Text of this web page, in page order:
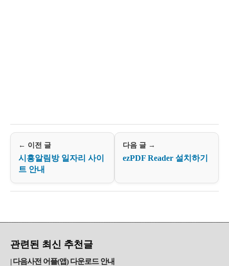
← 이전 글
시흥알림방 일자리 사이
트 안내
다음 글 →
ezPDF Reader 설치하기
관련된 최신 추천글
다음사전 어플(앱) 다운로드 안내